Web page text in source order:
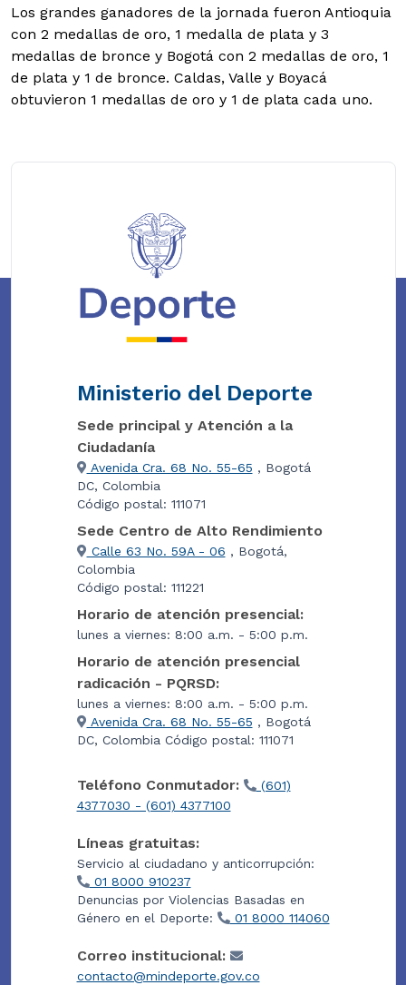
Los grandes ganadores de la jornada fueron Antioquia
con 2 medallas de oro, 1 medalla de plata y 3
medallas de bronce y Bogotá con 2 medallas de oro, 1
de plata y 1 de bronce. Caldas, Valle y Boyacá
obtuvieron 1 medallas de oro y 1 de plata cada uno.
Ministerio del Deporte
Sede principal y Atención a la
Ciudadanía
Avenida Cra. 68 No. 55-65 , Bogotá
DC, Colombia
Código postal: 111071
Sede Centro de Alto Rendimiento
Calle 63 No. 59A - 06 , Bogotá,
Colombia
Código postal: 111221
Horario de atención presencial:
lunes a viernes: 8:00 a.m. - 5:00 p.m.
Horario de atención presencial
radicación - PQRSD:
lunes a viernes: 8:00 a.m. - 5:00 p.m.
Avenida Cra. 68 No. 55-65 , Bogotá
DC, Colombia Código postal: 111071
Teléfono Conmutador:
(601)
4377030 - (601) 4377100
Líneas gratuitas:
Servicio al ciudadano y anticorrupción:
01 8000 910237
Denuncias por Violencias Basadas en
Género en el Deporte:
01 8000 114060
Correo institucional:
contacto@mindeporte.gov.co